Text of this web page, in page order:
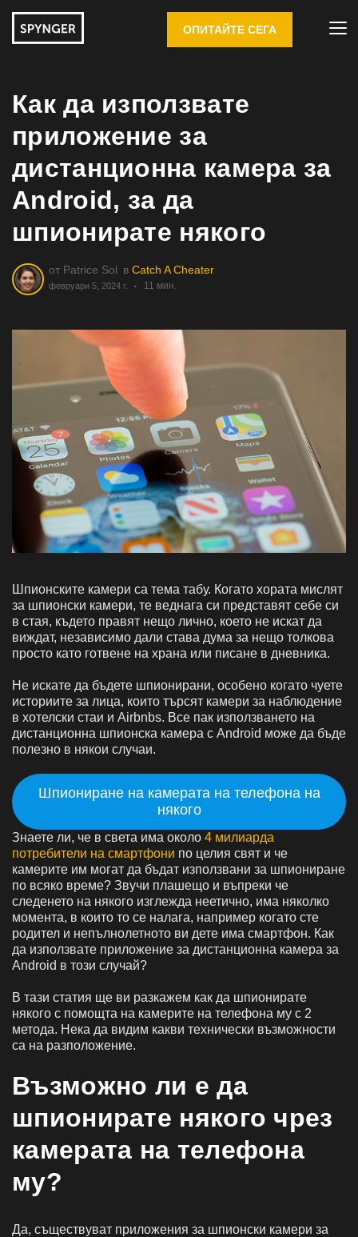
ОПИТАЙТЕ СЕГА
Как да използвате
приложение за
дистанционна камера за
Android, за да
шпионирате някого
от Patrice Sol в Catch A Cheater
февруари 5, 2024 г. 11 мин.
Шпионските камери са тема табу. Когато хората мислят
за шпионски камери, те веднага си представят себе си
в стая, където правят нещо лично, което не искат да
виждат, независимо дали става дума за нещо толкова
просто като готвене на храна или писане в дневника.
Не искате да бъдете шпионирани, особено когато чуете
историите за лица, които търсят камери за наблюдение
в хотелски стаи и Airbnbs. Все пак използването на
дистанционна шпионска камера с Android може да бъде
полезно в някои случаи.
Шпиониране на камерата на телефона на
някого
Знаете ли, че в света има около 4 милиарда
потребители на смартфони по целия свят и че
камерите им могат да бъдат използвани за шпиониране
по всяко време? Звучи плашещо и въпреки че
следенето на някого изглежда неетично, има няколко
момента, в които то се налага, например когато сте
родител и непълнолетното ви дете има смартфон. Как
да използвате приложение за дистанционна камера за
Android в този случай?
В тази статия ще ви разкажем как да шпионирате
някого с помощта на камерите на телефона му с 2
метода. Нека да видим какви технически възможности
са на разположение.
Възможно ли е да
шпионирате някого чрез
камерата на телефона
му?
Да, съществуват приложения за шпионски камери за